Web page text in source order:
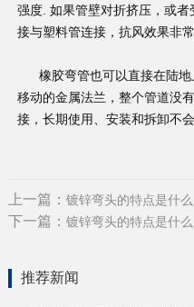
强度. 如果管壁对折挤压，或
接与塑料管连接，抗风效果非常
橡胶弯管也可以直接在陆地
移动的金属法兰，整个管道没
接，长期使用、安装和拆卸不
上一篇： 镀锌弯头的特点是什么
下一篇： 镀锌弯头的特点是什么
推荐新闻